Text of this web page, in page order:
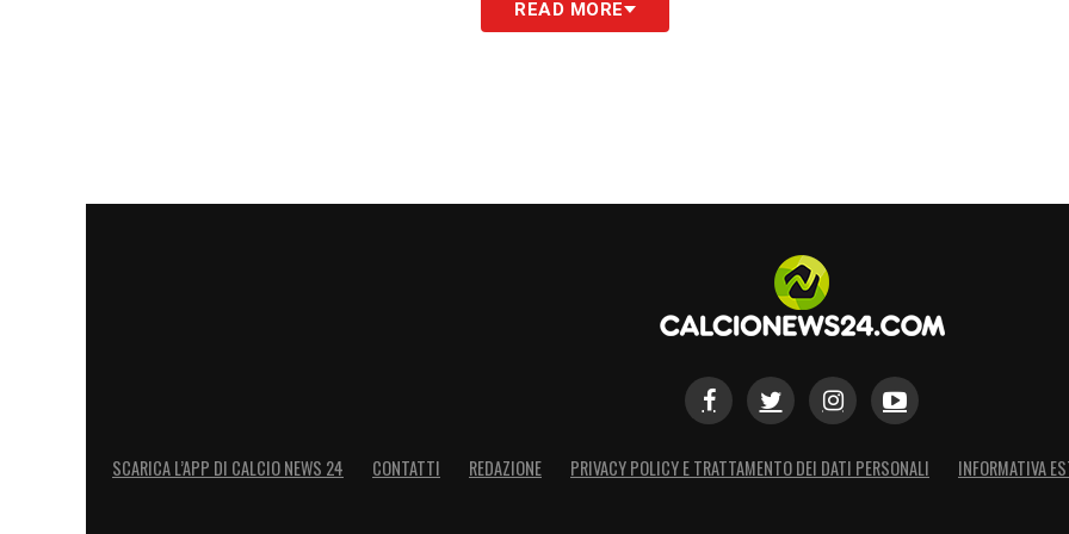
READ MORE
SCARICA L’APP DI CALCIO NEWS 24 CONTATTI REDAZIONE PRIVACY POLICY E TRATTAMENTO DEI DATI PERSONALI INFORMATIVA